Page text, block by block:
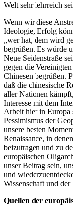
Welt sehr lehrreich
Wenn wir diese
Ideologie, Erfolg
„wer hat, dem wird
begrüßen. Es würde
Neue Seidenstraße
gegen die
Chinesen begrüßen.
daß die chinesische
aller Nationen
Interesse mit dem
Arbeit hier in Europa
Pessimismus der
unsere besten
Renaissance, in
beizutragen und zu
europäischen
unser Beitrag sein,
und
Wissenschaft und
Quellen der